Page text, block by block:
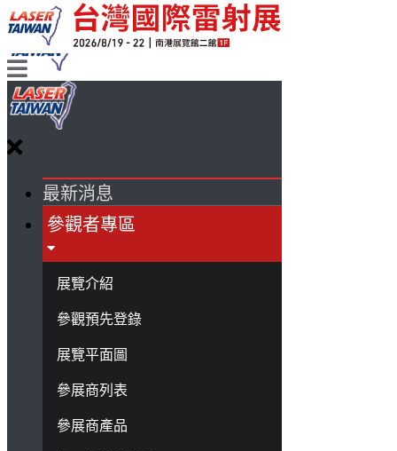
最新消息
參觀者專區
展覽介紹
參觀預先登錄
展覽平面圖
參展商列表
參展商產品